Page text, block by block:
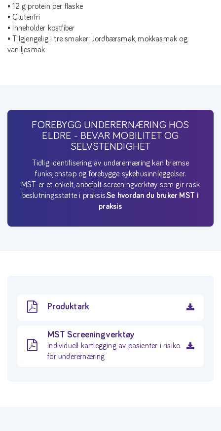
• 12 g protein per flaske
• Glutenfri
• Inneholder kostfiber
• Tilgjengelig i tre smaker: Jordbærsmak, mokkasmak og
vaniljesmak
FOREBYGG UNDERERNÆRING HOS
ELDRE - BEVAR MOBILITET OG
SELVSTENDIGHET
Tidlig identifisering av underernæring kan bremse
funksjonstap og forebygge sykehusinnleggelser.
MST er et enkelt, anbefalt screeningverktøy som gir rask
beslutningsstøtte i praksis.Se hvordan du bruker MST i
praksis
Produktark
MST Screeningverktøy
Individuell kartlegging av pasienter i risiko
for underernæring